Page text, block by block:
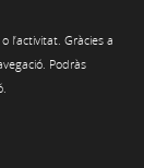
l’activitat. Gràcies a
Podràs